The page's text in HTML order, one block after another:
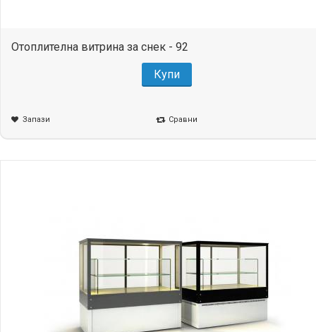
Отоплителна витрина за снек - 92
Купи
Запази Сравни